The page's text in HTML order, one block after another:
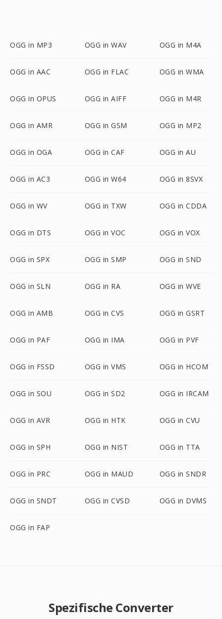
OGG in MP3 OGG in WAV OGG in M4A
OGG in AAC OGG in FLAC OGG in WMA
OGG in OPUS OGG in AIFF OGG in M4R
OGG in AMR OGG in GSM OGG in MP2
OGG in OGA OGG in CAF OGG in AU
OGG in AC3 OGG in W64 OGG in 8SVX
OGG in WV OGG in TXW OGG in CDDA
OGG in DTS OGG in VOC OGG in VOX
OGG in SPX OGG in SMP OGG in SND
OGG in SLN OGG in RA OGG in WVE
OGG in AMB OGG in CVS OGG in GSRT
OGG in PAF OGG in IMA OGG in PVF
OGG in FSSD OGG in VMS OGG in HCOM
OGG in SOU OGG in SD2 OGG in IRCAM
OGG in AVR OGG in HTK OGG in CVU
OGG in SPH OGG in NIST OGG in TTA
OGG in PRC OGG in MAUD OGG in SNDR
OGG in SNDT OGG in CVSD OGG in DVMS
OGG in FAP
Spezifische Converter